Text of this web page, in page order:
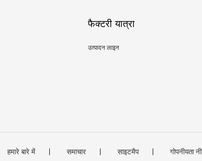
फैक्टरी यात्रा
उत्पादन लाइन
हमारे बारे में समाचार साइटमैप गोपनीयता